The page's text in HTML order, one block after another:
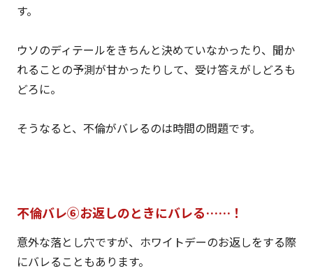
す。
ウソのディテールをきちんと決めていなかったり、聞か
れることの予測が甘かったりして、受け答えがしどろも
どろに。
そうなると、不倫がバレるのは時間の問題です。
不倫バレ⑥お返しのときにバレる……！
意外な落とし穴ですが、ホワイトデーのお返しをする際
にバレることもあります。